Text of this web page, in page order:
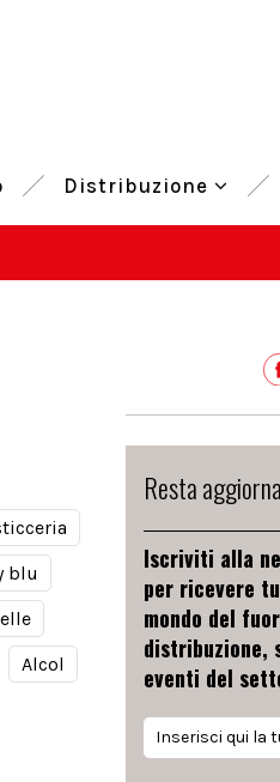
Distribuzione
blu
Alcol
Resta
Iscriviti alla
per ricevere
mondo del
distribuzione,
eventi del